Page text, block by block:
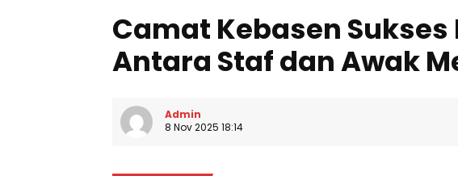
Camat Kebasen
Antara Staf dan Awak
Admin
8 Nov 2025 18:14